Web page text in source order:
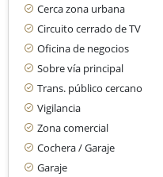
Cerca zona urbana
Circuito cerrado de TV
Oficina de negocios
Sobre vía principal
Trans. público cercano
Vigilancia
Zona comercial
Cochera / Garaje
Garaje